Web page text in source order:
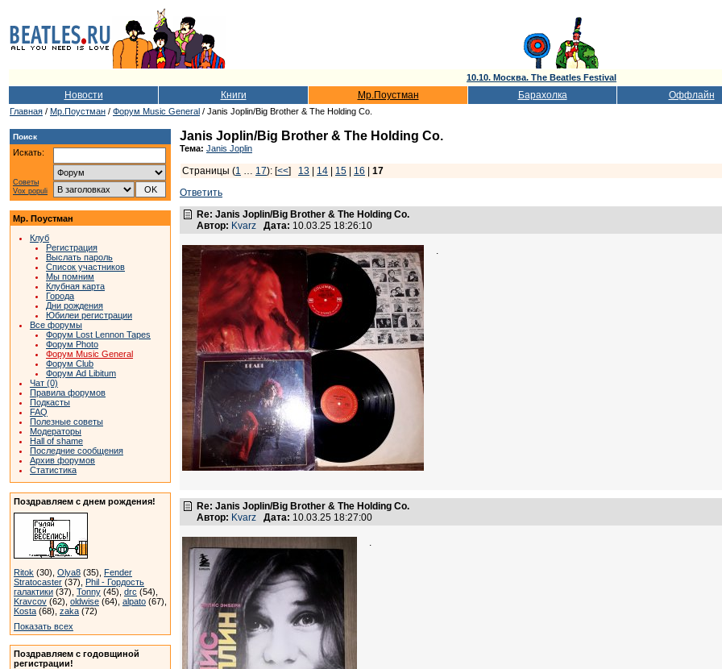
10.10. Москва. The Beatles Festival
Новости Книги Мр.Поустман Барахолка Оффлайн
Главная / Мр.Поустман / Форум Music General / Janis Joplin/Big Brother & The Holding Co.
Поиск
Искать:
Советы
Vox populi
Мр. Поустман
Клуб
Регистрация
Выслать пароль
Список участников
Мы помним
Клубная карта
Города
Дни рождения
Юбилеи регистрации
Все форумы
Форум Lost Lennon Tapes
Форум Photo
Форум Music General
Форум Club
Форум Ad Libitum
Чат (0)
Правила форумов
Подкасты
FAQ
Полезные советы
Модераторы
Hall of shame
Последние сообщения
Архив форумов
Статистика
Поздравляем с днем рождения!
Ritok (30), Olya8 (35), Fender
Stratocaster (37), Phil - Гордость
галактики (37), Tonny (45), drc (54),
Kravcov (62), oldwise (64), alpato (67),
Kosta (68), zaka (72)
Показать всех
Поздравляем с годовщиной
регистрации!
Janis Joplin/Big Brother & The Holding Co.
Тема: Janis Joplin
Страницы (1 … 17): [<<] 13 14 15 16
17
Ответить
Re: Janis Joplin/Big Brother & The Holding Co.
Автор: Kvarz Дата: 10.03.25 18:26:10
.
Re: Janis Joplin/Big Brother & The Holding Co.
Автор: Kvarz Дата: 10.03.25 18:27:00
.